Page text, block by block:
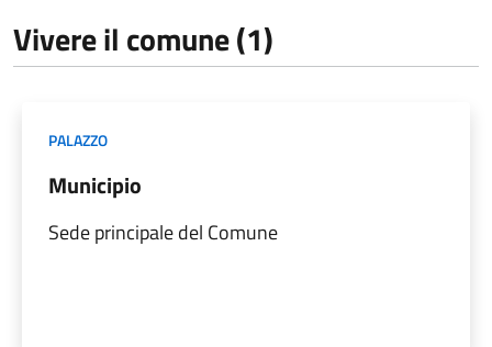
Vivere il comune (1)
PALAZZO
Municipio
Sede principale del Comune